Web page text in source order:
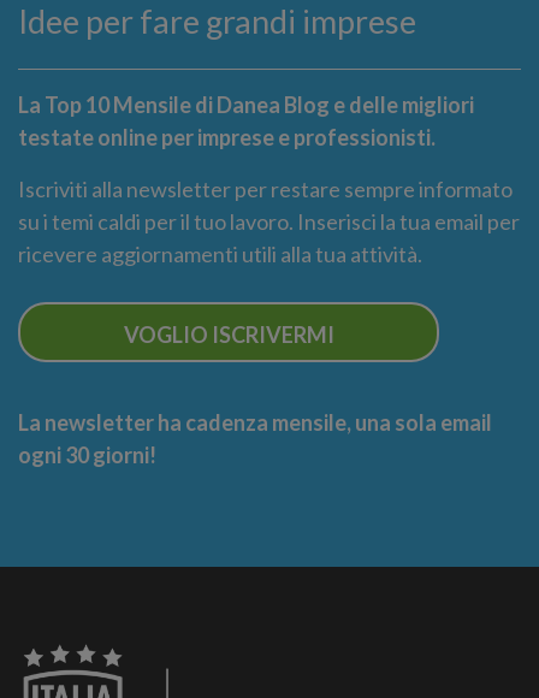
Idee per fare grandi imprese
La Top 10 Mensile di Danea Blog e delle migliori
testate online per imprese e professionisti.
Iscriviti alla newsletter per restare sempre informato
su i temi caldi per il tuo lavoro. Inserisci la tua email per
ricevere aggiornamenti utili alla tua attività.
VOGLIO ISCRIVERMI
La newsletter ha cadenza mensile, una sola email
ogni 30 giorni!